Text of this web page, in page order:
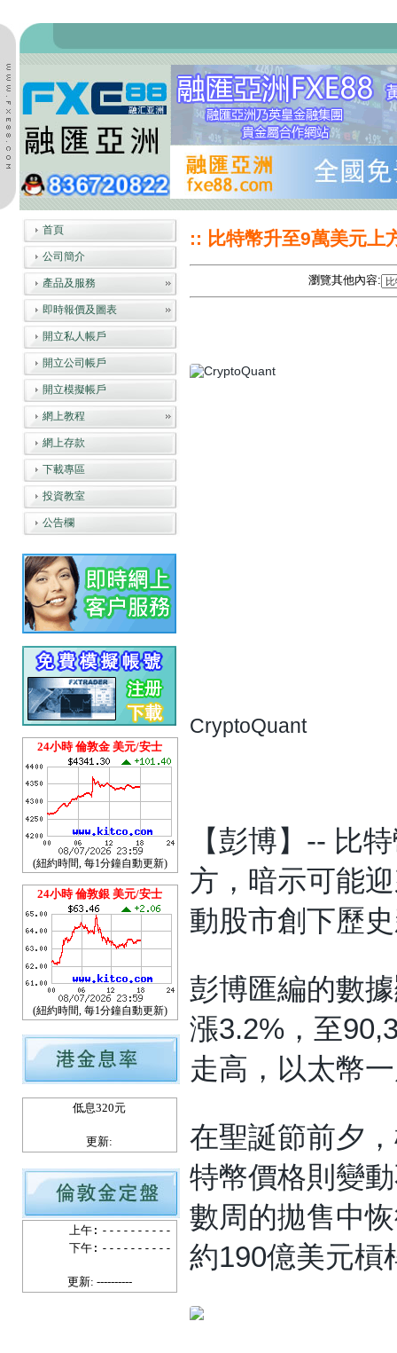
首頁
公司簡介
產品及服務
即時報價及圖表
開立私人帳戶
開立公司帳戶
開立模擬帳戶
網上教程
網上存款
下載專區
投資教室
公告欄
24小時 倫敦金 美元/安士
(紐約時間, 每1分鐘自動更新)
24小時 倫敦銀 美元/安士
(紐約時間, 每1分鐘自動更新)
低息320元
更新:
上午: ----------
下午: ----------
更新: ----------
:: 比特幣升至9萬美元上
瀏覽其他內容:
CryptoQuant
【彭博】-- 比
方，暗示可能
動股市創下歷
彭博匯編的數
漲3.2%，至
走高，以太幣
在聖誕節前夕
特幣價格則變
數周的拋售中
約190億美元槓